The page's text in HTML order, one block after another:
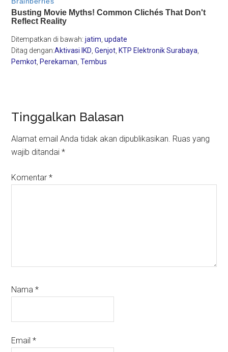
Ditempatkan di bawah:jatim ,update
Ditag dengan:Aktivasi IKD ,Genjot KTP Elektronik Surabaya
Pemkot Perekaman ,Tembus
Reader
Interactions
Tinggalkan Balasan
Alamat email Anda tidak akan dipublikasikan. Ruas yang
wajib ditandai*
Komentar*
Nama*
Email*